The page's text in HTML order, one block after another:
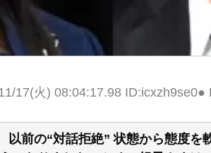
17(火) 08:04:17.98 ID:icxzh9se0●
以前の“対話拒絶” 状態から態度を